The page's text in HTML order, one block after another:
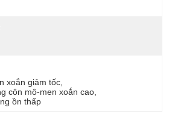
xoắn giảm tốc
côn mô-men xoắn cao
ồn thấp